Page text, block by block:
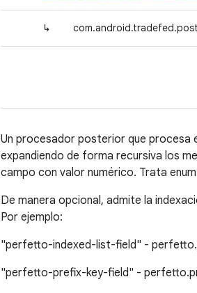
↳
Un procesador posterior que
expandiendo de forma recursiva los
campo con valor numérico. Trata
De manera opcional, admite la
Por ejemplo:
"perfetto-indexed-list-field" -
"perfetto-prefix-key-field" -